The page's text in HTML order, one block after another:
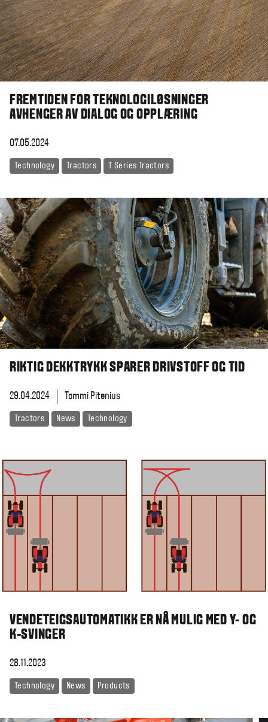
FREMTIDEN FOR TEKNOLOGILØSNINGER
AVHENGER AV DIALOG OG OPPLÆRING
07.05.2024
Technology Tractors T Series Tractors
RIKTIG DEKKTRYKK SPARER DRIVSTOFF OG TID
29.04.2024 Tommi Pitenius
Tractors News Technology
VENDETEIGSAUTOMATIKK ER NÅ MULIG MED Y- OG
K-SVINGER
28.11.2023
Technology News Products